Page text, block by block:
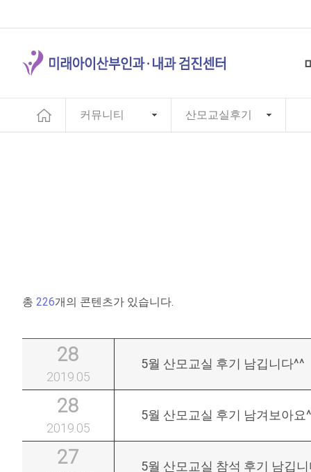
커뮤니티 산모교실후기
총 226개의 콘텐츠가 있습니다.
28
2019.05
5월 산모교실 후기 남깁니다^^
28
2019.05
5월 산모교실 후기 남겨보아요
27 5월 산모교실 참석 후기 남깁니